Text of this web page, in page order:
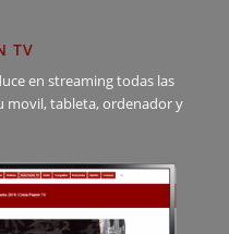
TV
en streaming todas las
movil, tableta, ordenador y